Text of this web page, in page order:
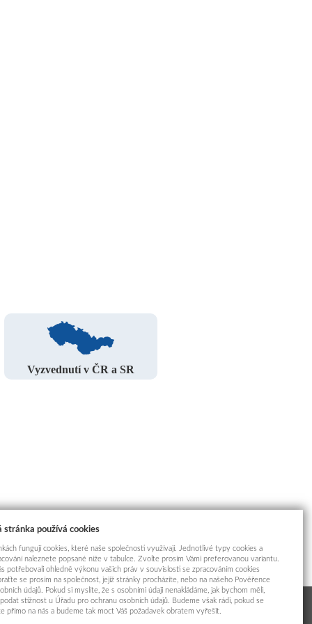
Vyzvednutí v ČR a SR
stránka používá cookies
fungují cookies, které naše společnosti využívají. Jednotlivé typy cookies a
naleznete popsané níže v tabulce. Zvolte prosím Vámi preferovanou variantu.
potřebovali ohledně výkonu vašich práv v souvislosti se zpracováním cookies
se prosím na společnost, jejíž stránky procházíte, nebo na našeho Pověřence
údajů. Pokud si myslíte, že s osobními údaji nenakládáme, jak bychom měli,
stížnost u Úřadu pro ochranu osobních údajů. Budeme však rádi, pokud se
přímo na nás a budeme tak moct Váš požadavek obratem vyřešit.